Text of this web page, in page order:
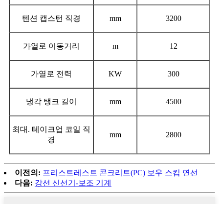
텐션 캡스턴 직경 mm 3200
가열로 이동거리 m 12
가열로 전력 KW 300
냉각 탱크 길이 mm 4500
최대. 테이크업 코일 직
경
mm 2800
이전의: 프리스트레스트 콘크리트(PC) 보우 스킵 연선
다음: 강선 신선기-보조 기계